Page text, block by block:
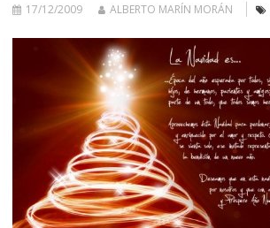
17/12/2009 ALBERTO MARÍN MORÁN